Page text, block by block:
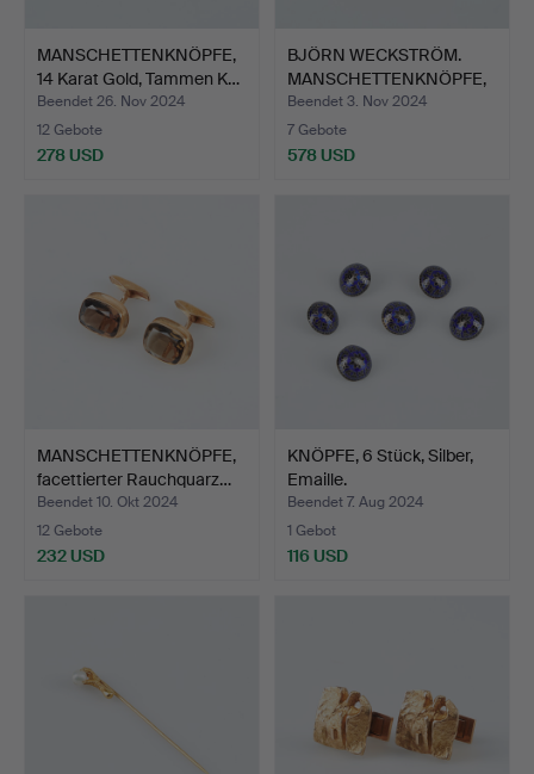
MANSCHETTENKNÖPFE,
14 Karat Gold, Tammen K…
Beendet 26. Nov 2024
12 Gebote
278 USD
BJÖRN WECKSTRÖM.
MANSCHETTENKNÖPFE,
Etui, …
Beendet 3. Nov 2024
7 Gebote
578 USD
MANSCHETTENKNÖPFE,
facettierter Rauchquarz…
Beendet 10. Okt 2024
12 Gebote
232 USD
KNÖPFE, 6 Stück, Silber,
Emaille.
Beendet 7. Aug 2024
1 Gebot
116 USD